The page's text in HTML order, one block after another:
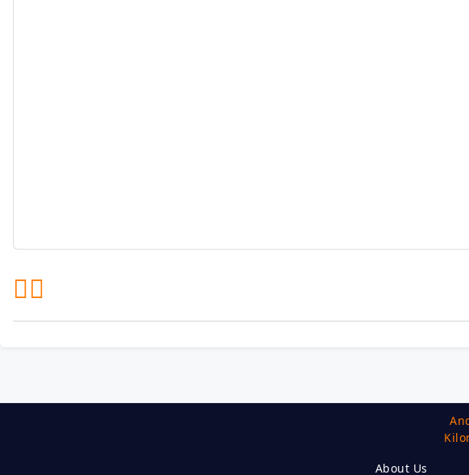
About Us